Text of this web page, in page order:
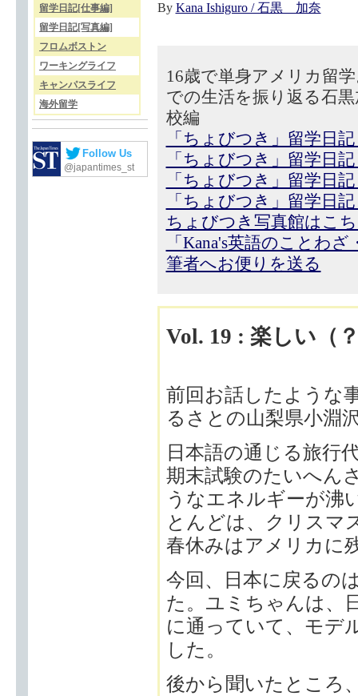
留学日記[仕事編]
留学日記[写真編]
フロムボストン
ワーキングライフ
キャンパスライフ
海外留学
Follow Us
@japantimes_st
By Kana Ishiguro / 石黒 加奈
16歳で単身アメリカ留
での生活を振り返る石
校編
「ちょびつき」留学日
「ちょびつき」留学日
「ちょびつき」留学日
「ちょびつき」留学日
ちょびつき写真館はこ
「Kana's英語のことわ
筆者へお便りを送る
Vol. 19 : 楽しい（
前回お話したような
るさとの山梨県小淵
日本語の通じる旅行
期末試験のたいへん
うなエネルギーが沸
とんどは、クリスマ
春休みはアメリカに
今回、日本に戻るの
た。ユミちゃんは、
に通っていて、モデ
した。
後から聞いたところ